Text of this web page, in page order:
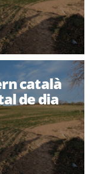
català
de dia